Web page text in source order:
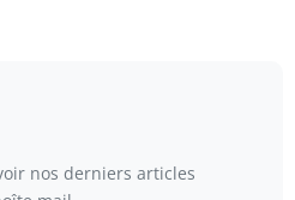
nos derniers articles